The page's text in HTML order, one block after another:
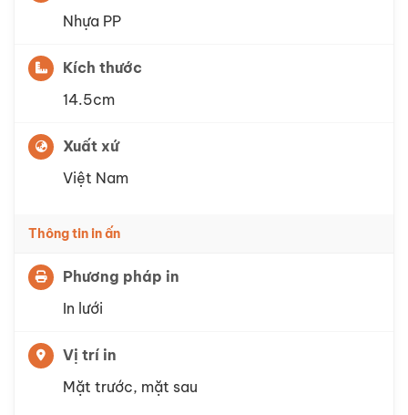
Nhựa PP
Kích thước
14.5cm
Xuất xứ
Việt Nam
Thông tin in ấn
Phương pháp in
In lưới
Vị trí in
Mặt trước, mặt sau